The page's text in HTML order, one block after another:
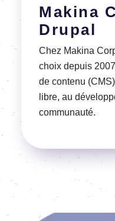
Makina
Drupal
Chez Makina
choix depuis
de contenu
libre, au
communauté.
Image